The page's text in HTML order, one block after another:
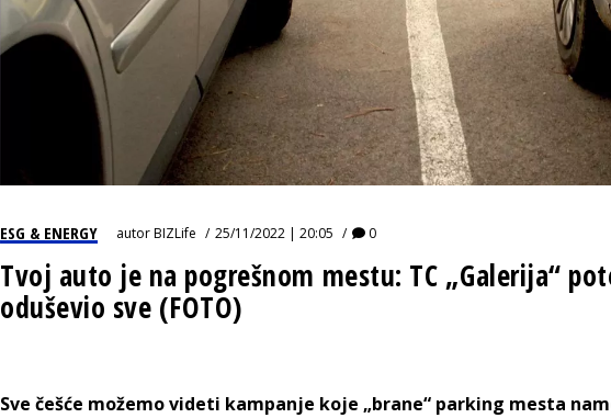
ESG & ENERGY autorBIZLife 25/11/2022 | 20:05 0
Tvoj auto je na pogrešnom mestu: TC „Galerija“
oduševio sve (FOTO)
Sve češće možemo videti kampanje koje „brane“ parking mesta